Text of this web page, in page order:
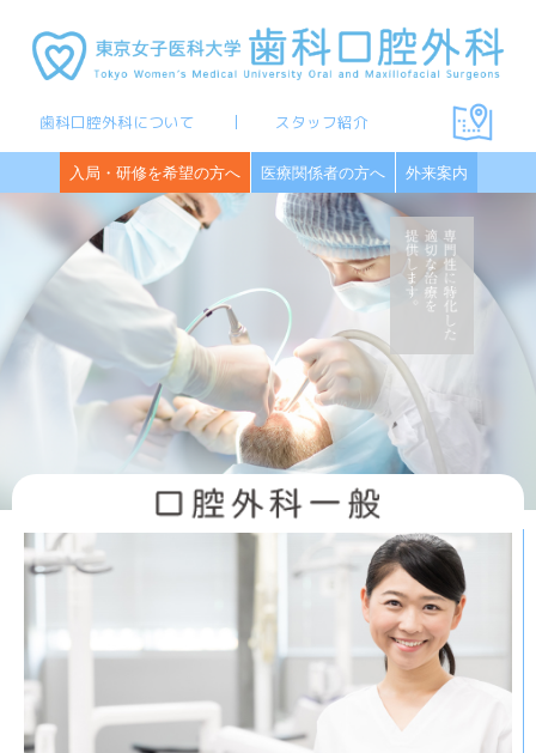
歯科口腔外科について スタッフ紹介
入局・研修を希望の方へ 医療関係者の方へ 外来案内